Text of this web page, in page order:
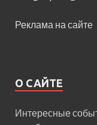
Реклама на сайте
О САЙТЕ
Интересные